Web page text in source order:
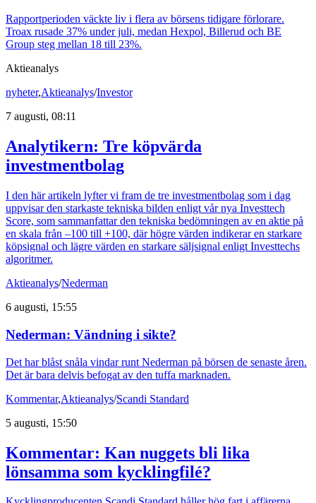
Rapportperioden väckte liv i flera av börsens tidigare förlorare.
Troax rusade 37% under juli, medan Hexpol, Billerud och BE
Group steg mellan 18 till 23%.
Aktieanalys
nyheter,Aktieanalys/Investor
7 augusti, 08:11
Analytikern: Tre köpvärda
investmentbolag
I den här artikeln lyfter vi fram de tre investmentbolag som i dag
uppvisar den starkaste tekniska bilden enligt vår nya Investtech
Score, som sammanfattar den tekniska bedömningen av en aktie på
en skala från –100 till +100, där högre värden indikerar en starkare
köpsignal och lägre värden en starkare säljsignal enligt Investtechs
algoritmer.
Aktieanalys/Nederman
6 augusti, 15:55
Nederman: Vändning i sikte?
Det har blåst snåla vindar runt Nederman på börsen de senaste åren.
Det är bara delvis befogat av den tuffa marknaden.
Kommentar,Aktieanalys/Scandi Standard
5 augusti, 15:50
Kommentar: Kan nuggets bli lika
lönsamma som kycklingfilé?